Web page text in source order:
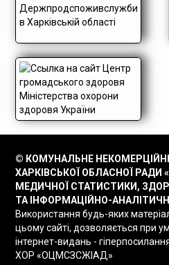
© КОМУНАЛЬНЕ
ХАРКІВСЬКОЇ ОБЛАСНОЇ
МЕДИЧНОЇ СТАТИСТИКИ,
ТА ІНФОРМАЦІЙНО-
Використання будь-яких
цьому сайті, дозволяється при
інтернет-видань -
ХОР «ОЦМСЗСЖІАД»